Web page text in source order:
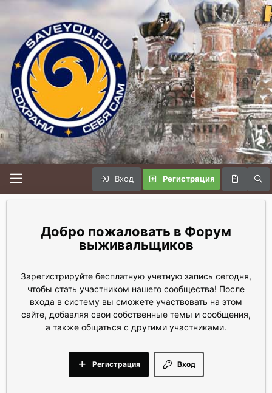
Вход Регистрация
Форум
выживальщиков
Зарегистрируйте бесплатную учетную запись сегодня,
чтобы стать участником нашего сообщества! После
входа в систему вы сможете участвовать на этом
сайте, добавляя свои собственные темы и сообщения,
а также общаться с другими участниками.
Вход
Регистрация